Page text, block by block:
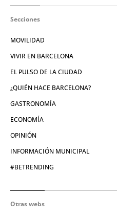
Secciones
MOVILIDAD
VIVIR EN BARCELONA
EL PULSO DE LA CIUDAD
¿QUIÉN HACE BARCELONA?
GASTRONOMÍA
ECONOMÍA
OPINIÓN
INFORMACIÓN MUNICIPAL
#BETRENDING
Otras webs